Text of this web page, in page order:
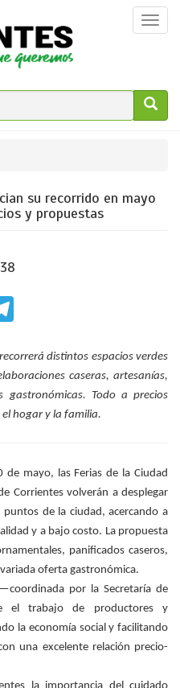
su recorrido en mayo
y propuestas
distintos espacios verdes
caseras, artesanías,
gastronómicas. Todo a precios
el hogar y la familia.
mayo, las Ferias de la Ciudad
Corrientes volverán a desplegar
de la ciudad, acercando a
y a bajo costo. La propuesta
panificados caseros,
oferta gastronómica.
por la Secretaría de
el trabajo de productores y
la economía social y facilitando
una excelente relación precio-